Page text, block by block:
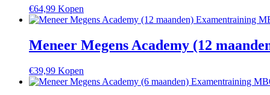
€64,99 Kopen
Meneer Megens Academy (12
€39,99 Kopen